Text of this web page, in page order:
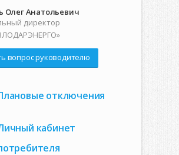
Олег Анатольевич
директор
вопрос руководителю
отключения
кабинет